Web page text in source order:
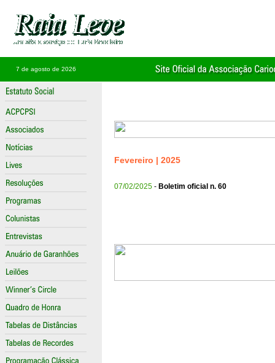
7 de agosto de 2026
Fevereiro | 2025
07/02/2025 - Boletim oficial n. 60